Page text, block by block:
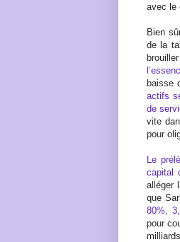
avec le
Bien
de la
baisse
actifs
de
vite
pour
Le
capital
alléger
que
80%,
pour